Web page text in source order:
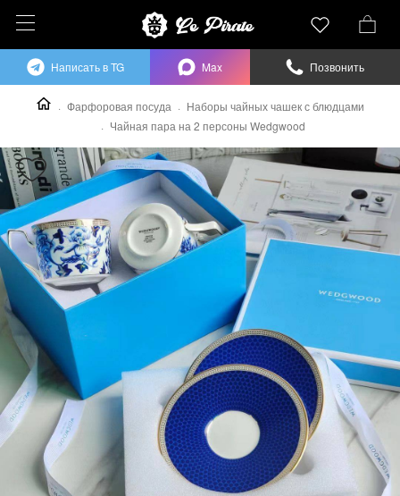
Фарфоровая посуда
Наборы чайных чашек с блюдцами
Чайная пара на 2 персоны Wedgwood
Написать в TG Max Позвонить